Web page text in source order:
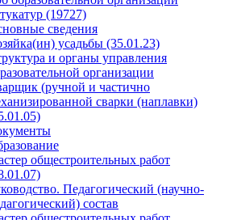
(19727)
сведения
усадьбы (35.01.23)
и органы управления
организации
(ручной и частично
сварки (наплавки)
общестроительных работ
Педагогический (научно-
состав